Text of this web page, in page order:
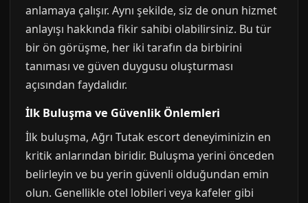
anlamaya çalışır. Aynı şekilde, siz de onun hizmet
anlayışı hakkında fikir sahibi olabilirsiniz. Bu tür
bir ön görüşme, her iki tarafın da birbirini
tanıması ve güven duygusu oluşturması
açısından faydalıdır.
İlk Buluşma ve Güvenlik Önlemleri
İlk buluşma, Ağrı Tutak escort deneyiminizin en
kritik anlarından biridir. Buluşma yerini önceden
belirleyin ve bu yerin güvenli olduğundan emin
olun. Genellikle otel lobileri veya kafeler gibi